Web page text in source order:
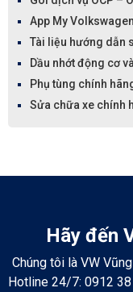
App My
Tài liệu hướng dẫn
Dầu nhớt động cơ
Phụ tùng chính
Sửa chữa xe chính
Hãy đến
Chúng tôi là VW
Hotline 24/7: 0912